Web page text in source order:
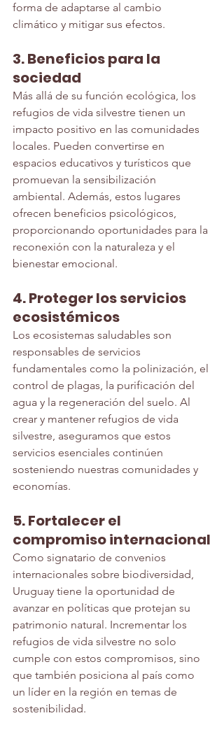
forma de adaptarse al cambio
climático y mitigar sus efectos.
3. Beneficios para la
sociedad
Más allá de su función ecológica, los
refugios de vida silvestre tienen un
impacto positivo en las comunidades
locales. Pueden convertirse en
espacios educativos y turísticos que
promuevan la sensibilización
ambiental. Además, estos lugares
ofrecen beneficios psicológicos,
proporcionando oportunidades para la
reconexión con la naturaleza y el
bienestar emocional.
4. Proteger los servicios
ecosistémicos
Los ecosistemas saludables son
responsables de servicios
fundamentales como la polinización, el
control de plagas, la purificación del
agua y la regeneración del suelo. Al
crear y mantener refugios de vida
silvestre, aseguramos que estos
servicios esenciales continúen
sosteniendo nuestras comunidades y
economías.
5. Fortalecer el
compromiso internacional
Como signatario de convenios
internacionales sobre biodiversidad,
Uruguay tiene la oportunidad de
avanzar en políticas que protejan su
patrimonio natural. Incrementar los
refugios de vida silvestre no solo
cumple con estos compromisos, sino
que también posiciona al país como
un líder en la región en temas de
sostenibilidad.